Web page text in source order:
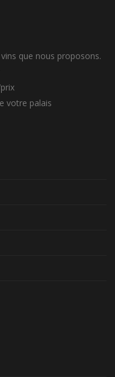
que nous proposons.
votre palais